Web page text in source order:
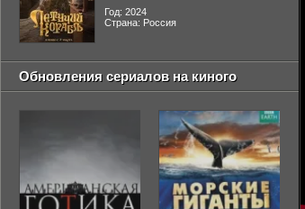
Год: 2024
Страна: Россия
Обновления сериалов на киного